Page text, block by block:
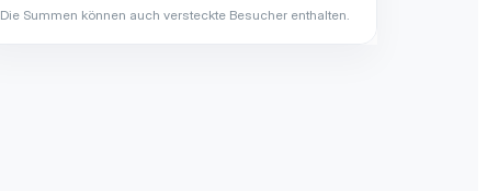
Die Summen können auch versteckte Besucher enthalten.